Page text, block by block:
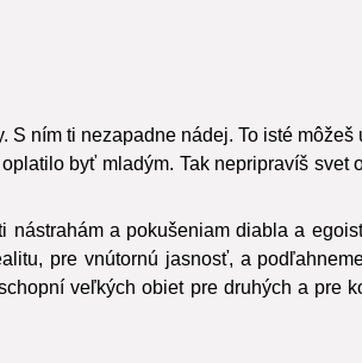
ním ti nezapadne nádej. To isté
byť mladým. Tak nepripravíš svet
a pokušeniam diabla a
pre vnútornú jasnosť, a
veľkých obiet pre druhých a pre